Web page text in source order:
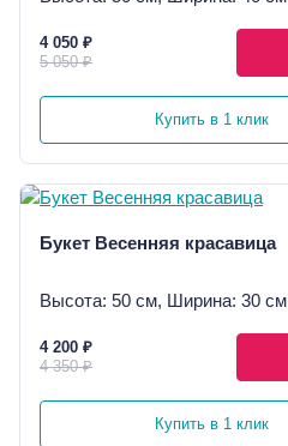
4 050 ₽
5 050 ₽
Купить в 1 клик
Букет Весенняя красавица
Высота: 50 см, Ширина: 30 см
4 200 ₽
4 350 ₽
Купить в 1 клик